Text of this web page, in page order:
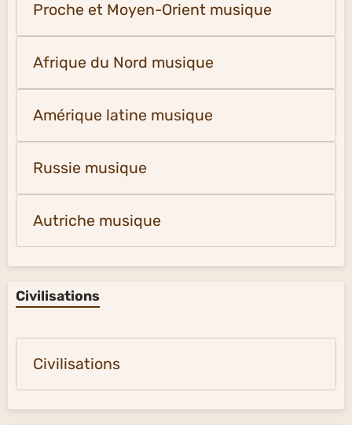
Proche et Moyen-Orient musique
Afrique du Nord musique
Amérique latine musique
Russie musique
Autriche musique
Civilisations
Civilisations